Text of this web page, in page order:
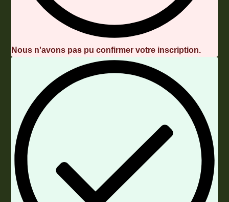
Nous n'avons pas pu confirmer votre inscription.